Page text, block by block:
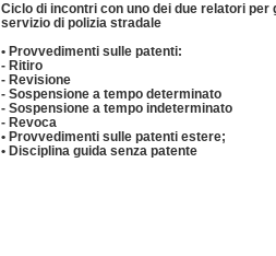
Ciclo di incontri con uno dei due relatori per
servizio di polizia stradale
• Provvedimenti sulle patenti:
- Ritiro
- Revisione
- Sospensione a tempo determinato
- Sospensione a tempo indeterminato
- Revoca
• Provvedimenti sulle patenti estere;
• Disciplina guida senza patente